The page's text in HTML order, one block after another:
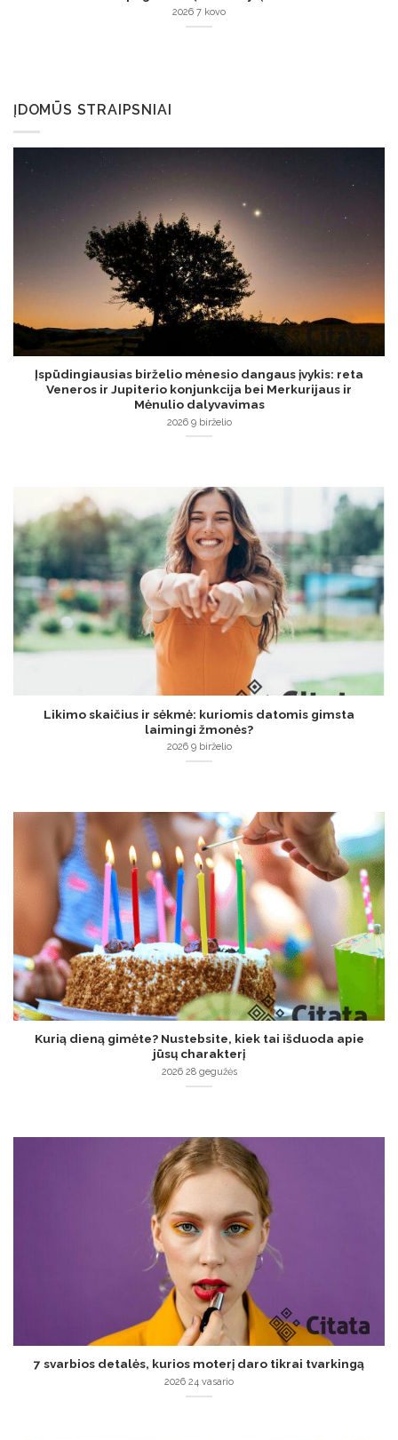
2026 7 kovo
ĮDOMŪS STRAIPSNIAI
Įspūdingiausias birželio mėnesio dangaus įvykis: reta
Veneros ir Jupiterio konjunkcija bei Merkurijaus ir
Mėnulio dalyvavimas
2026 9 birželio
Likimo skaičius ir sėkmė: kuriomis datomis gimsta
laimingi žmonės?
2026 9 birželio
Kurią dieną gimėte? Nustebsite, kiek tai išduoda apie
jūsų charakterį
2026 28 gegužės
7 svarbios detalės, kurios moterį daro tikrai tvarkingą
2026 24 vasario